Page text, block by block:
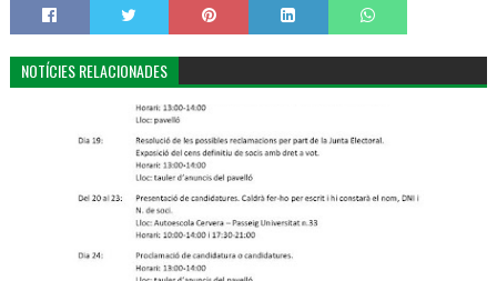
NOTÍCIES RELACIONADES